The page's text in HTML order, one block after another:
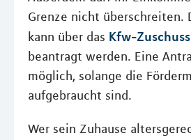
Grenze nicht überschreiten.
kann über das Kfw-
beantragt werden. Eine
möglich, solange die
aufgebraucht sind.
Wer sein Zuhause